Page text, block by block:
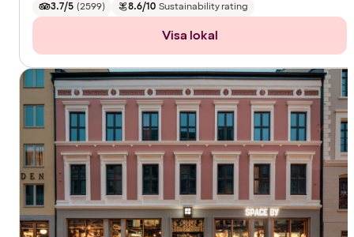
3.7/5 (2599) 8.6/10 Sustainability rating
Visa lokal